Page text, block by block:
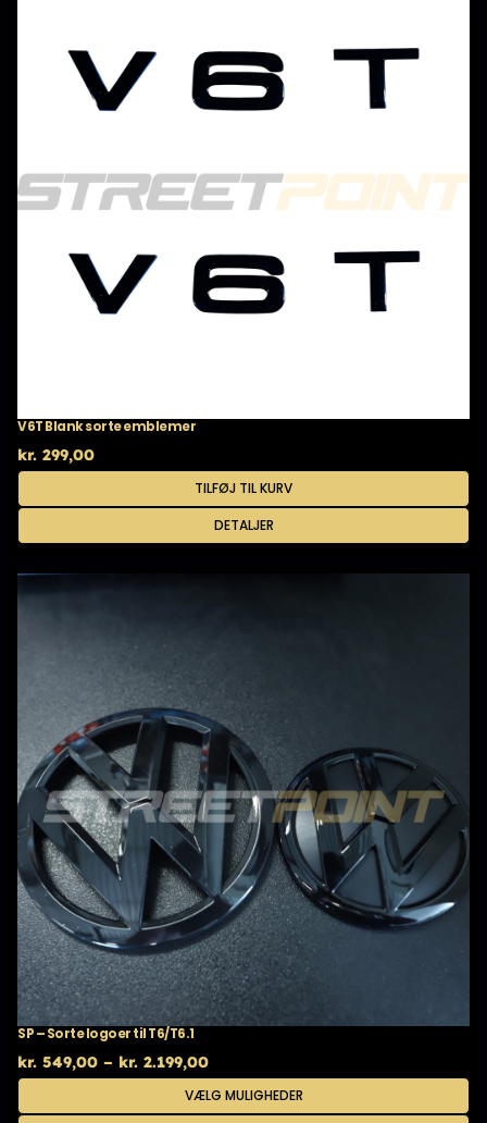
varesiden
V6T Blank sorte emblemer
kr. 299,00
TILFØJ TIL KURV
DETALJER
SP – Sorte logoer til T6/T6.1
kr. 549,00 – kr. 2.199,00Prisinterval:
kr. 549,00
til
VÆLG MULIGHEDER
Dette
vare